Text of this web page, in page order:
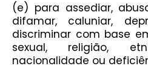
(e) para assediar,
difamar, caluniar,
discriminar com base
sexual, religião,
nacionalidade ou